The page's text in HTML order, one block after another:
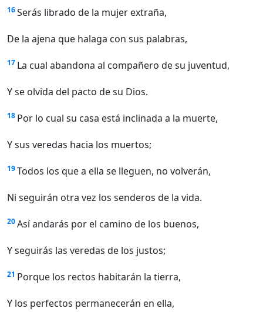
16Serás librado de la mujer extraña,
De la ajena que halaga con sus palabras,
17 La cual abandona al compañero de su juventud,
Y se olvida del pacto de su Dios.
18 Por lo cual su casa está inclinada a la muerte,
Y sus veredas hacia los muertos;
19Todos los que a ella se lleguen, no volverán,
Ni seguirán otra vez los senderos de la vida.
20Así andarás por el camino de los buenos,
Y seguirás las veredas de los justos;
21 Porque los rectos habitarán la tierra,
Y los perfectos permanecerán en ella,